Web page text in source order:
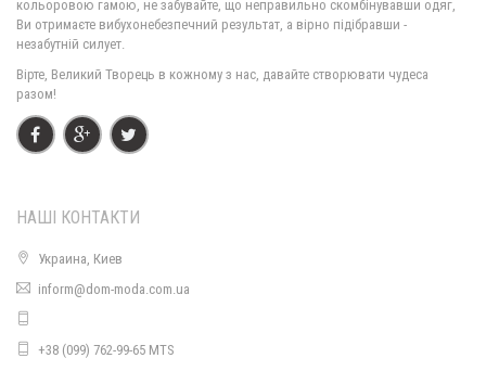
кольоровою гамою, не забувайте, що неправильно скомбінувавши одяг,
Ви отримаєте вибухонебезпечний результат, а вірно підібравши -
незабутній силует.
Вірте, Великий Творець в кожному з нас, давайте створювати чудеса
разом!
НАШІ КОНТАКТИ
Украина, Киев
inform@dom-moda.com.ua
+38 (099) 762-99-65 MTS